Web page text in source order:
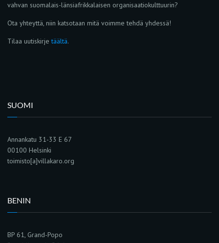
vahvan suomalais-länsiafrikkalaisen organisaatiokulttuurin?
Ota yhteyttä, niin katsotaan mitä voimme tehdä yhdessä!
Tilaa uutiskirjetäältä.
SUOMI
Annankatu 31-33 E 67
00100 Helsinki
toimisto[a]villakaro.org
BENIN
BP 61, Grand-Popo